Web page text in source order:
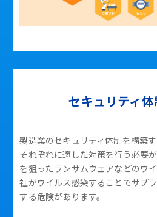
セキュリティ
製造業のセキュリティ体制を構築
それぞれに適した対策を行う必要
を狙ったランサムウェアなどのウ
社がウイルス感染することでサプ
する危険があります。